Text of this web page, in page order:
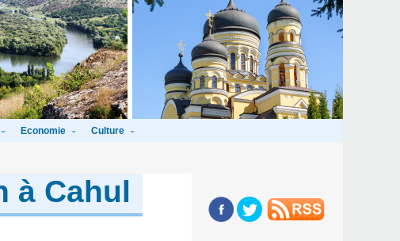
Economie Culture
à Cahul